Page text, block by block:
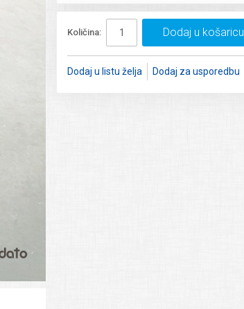
Količina: Dodaj u košaricu
Dodaj u listu želja Dodaj za usporedbu